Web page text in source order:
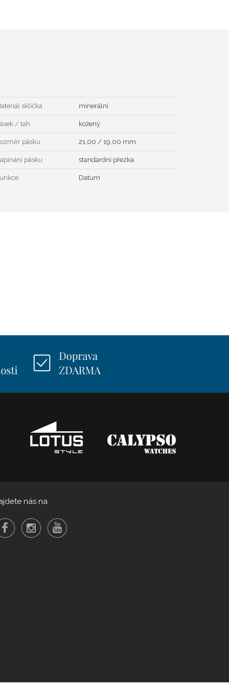
sklíčka minerální
/ tah kožený
pásku 21,00 / 19,00 mm
pásku standardní přezka
Datum
nás na